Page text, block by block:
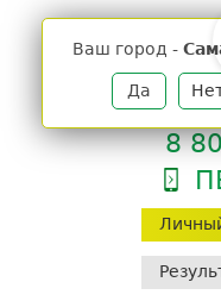
Ваш город -
Да
8